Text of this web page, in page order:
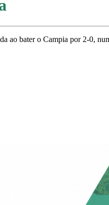
ao bater o Campia por 2-0,